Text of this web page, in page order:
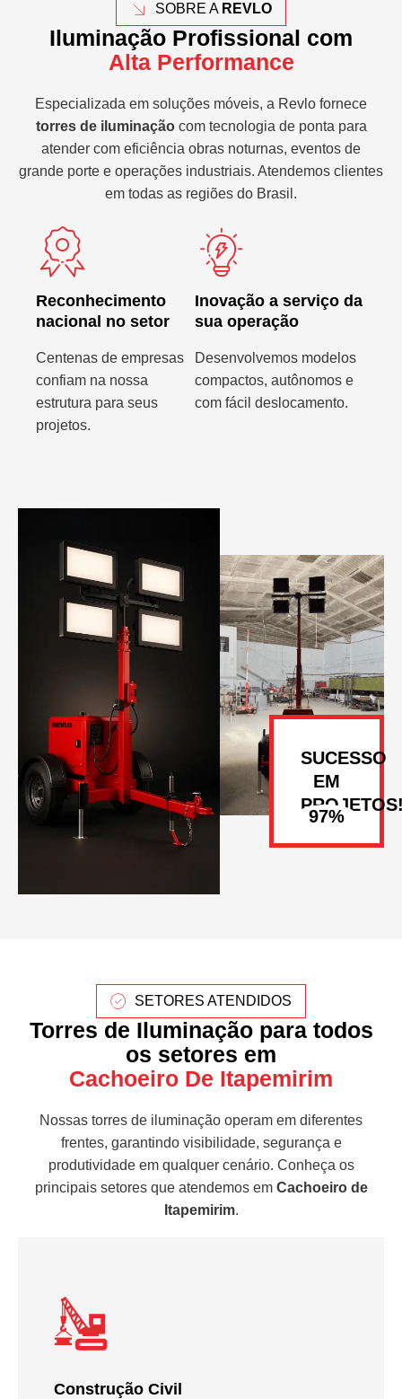
SUCESSO
EM
SOBRE A REVLO
Iluminação Profissional com
Alta Performance
Especializada em soluções móveis, a Revlo fornece
torres de iluminaçãocom tecnologia de ponta para
atender com eficiência obras noturnas, eventos de
grande porte e operações industriais. Atendemos clientes
em todas as regiões do Brasil.
Reconhecimento
nacional no setor
Centenas de empresas
confiam na nossa
estrutura para seus
projetos.
Inovação a serviço da
sua operação
Desenvolvemos modelos
compactos, autônomos e
com fácil deslocamento.
SETORES ATENDIDOS
Torres de Iluminação para todos
os setores em
Cachoeiro De Itapemirim
Nossas torres de iluminação operam em diferentes
frentes, garantindo visibilidade, segurança e
produtividade em qualquer cenário. Conheça os
principais setores que atendemos em Cachoeiro de
Itapemirim.
Construção Civil